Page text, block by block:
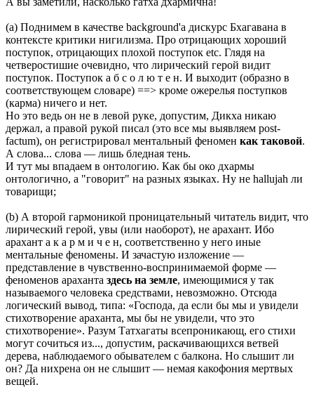
(a) Поднимем в качестве background'а дискурс Бхагавана в
контексте критики нигилизма. Про отрицающих хороший
поступок, отрицающих плохой поступок etc. Глядя на
четверостишие очевидно, что лирический герой видит
поступок. Поступок а б с о л ю т е н. И выходит (образно в
соответствующем словаре) ==> кроме ожерелья поступков
(карма) ничего и нет.
Но это ведь он не в левой руке, допустим, Дикха никаю
держал, а правой рукой писал (это все мы выявляем post-
factum), он регистрировал ментальный феномен как таковой.
А слова... слова — лишь бледная тень.
И тут мы впадаем в онтологию. Как бы око дхармы
онтологично, а "говорит" на разных языках. Ну не hallujah ли
товарищи;
(b) А второй гармоникой проницательный читатель видит, что
лирический герой, увы (или наоборот), не арахант. Ибо
арахант а к а р м и ч е н, соответственно у него иные
ментальные феномены. И зачастую изложение —
представление в чувственно-воспринимаемой форме —
феноменов араханта здесь на земле, имеющимися у так
называемого человека средствами, невозможно. Отсюда
логический вывод, типа: «Господа, да если бы мы и увидели
стихотворение араханта, мы бы не увидели, что это
стихотворение». Разум Татхагаты всепроникающ, его стихи
могут сочиться из..., допустим, раскачивающихся ветвей
дерева, наблюдаемого обывателем с балкона. Но слышит ли
он? Да нихрена он не слышит — немая какофония мертвых
вещей.